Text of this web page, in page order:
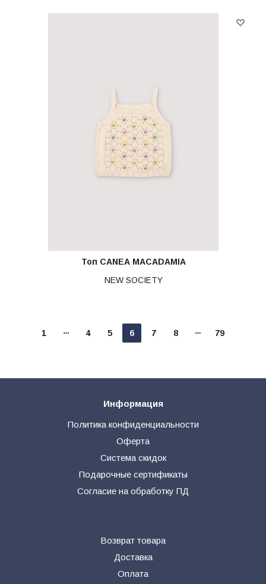
Топ CANEA MACADAMIA
NEW SOCIETY
1 4 5 6 7 8 79
Информация
Политика конфиденциальности
Оферта
Система скидок
Подарочные сертификаты
Согласие на обработку ПД
Возврат товара
Доставка
Оплата